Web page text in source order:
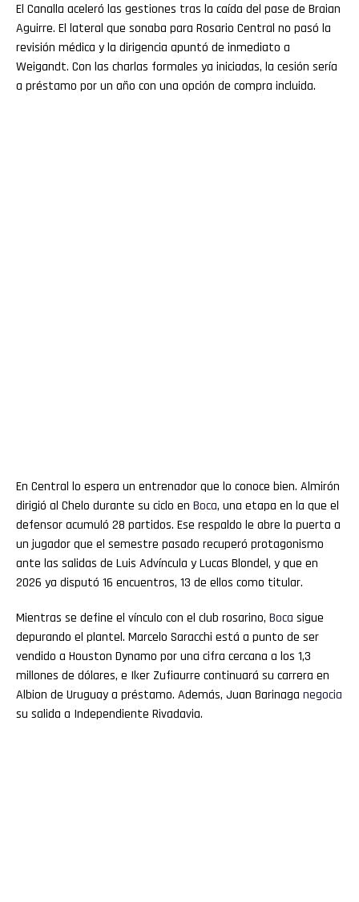
El Canalla aceleró las gestiones tras la caída del pase de Braian
Aguirre. El lateral que sonaba para Rosario Central no pasó la
revisión médica y la dirigencia apuntó de inmediato a
Weigandt. Con las charlas formales ya iniciadas, la cesión sería
a préstamo por un año con una opción de compra incluida.
En Central lo espera un entrenador que lo conoce bien. Almirón
dirigió al Chelo durante su ciclo en Boca, una etapa en la que el
defensor acumuló 28 partidos. Ese respaldo le abre la puerta a
un jugador que el semestre pasado recuperó protagonismo
ante las salidas de Luis Advíncula y Lucas Blondel, y que en
2026 ya disputó 16 encuentros, 13 de ellos como titular.
Mientras se define el vínculo con el club rosarino, Boca sigue
depurando el plantel. Marcelo Saracchi está a punto de ser
vendido a Houston Dynamo por una cifra cercana a los 1,3
millones de dólares, e Iker Zufiaurre continuará su carrera en
Albion de Uruguay a préstamo. Además, Juan Barinaga negocia
su salida a Independiente Rivadavia.